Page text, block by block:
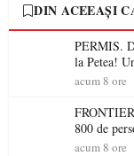
DIN ACEEAȘI
PERMIS.
la Petea!
niciodată
acum 8 ore
800 de
acum 8 ore